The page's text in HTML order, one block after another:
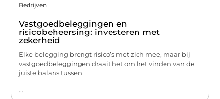
Bedrijven
Vastgoedbeleggingen en
risicobeheersing: investeren met
zekerheid
Elke belegging brengt risico’s met zich mee, maar bij
vastgoedbeleggingen draait het om het vinden van de
juiste balans tussen
...